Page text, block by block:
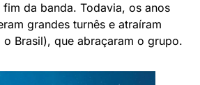
da banda. Todavia, os anos
grandes turnês e atraíram
Brasil), que abraçaram o grupo.